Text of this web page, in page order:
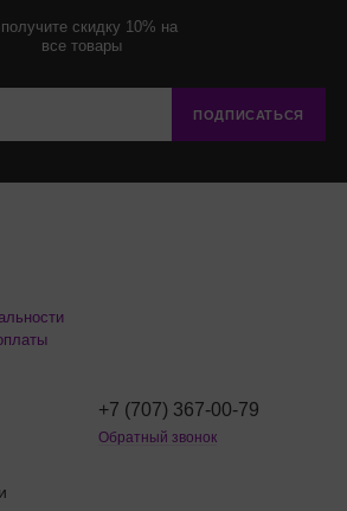
скидку 10% на
все товары
ПОДПИСАТЬСЯ
+7 (707) 367-00-79
Обратный звонок